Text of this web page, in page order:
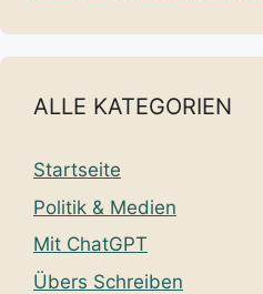
ALLE KATEGORIEN
Startseite
Politik & Medien
Mit ChatGPT
Übers Schreiben